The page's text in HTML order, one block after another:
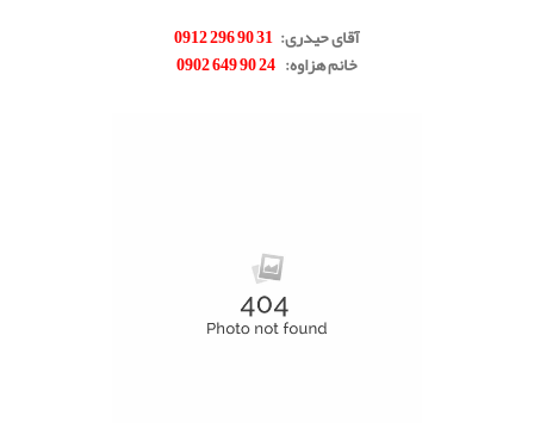
آقای حیدری: 31 90 296 0912
خانم هزاوه: 24 90 649 0902